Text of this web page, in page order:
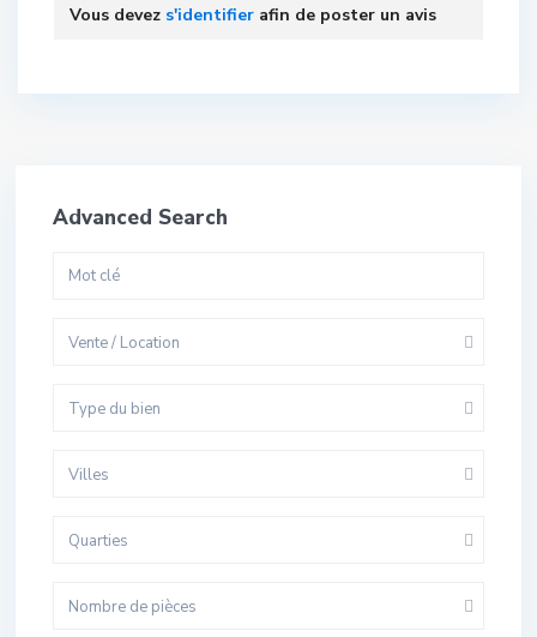
Vous devez s'identifier afin de poster un avis
Advanced Search
Vente / Location
Type du bien
Villes
Quarties
Nombre de pièces